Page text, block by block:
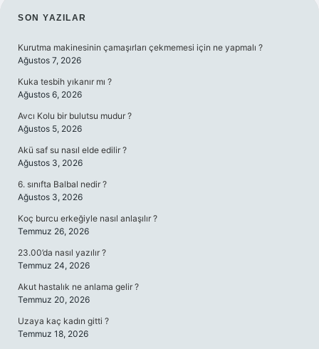
SIDEBAR
SON YAZILAR
Kurutma makinesinin çamaşırları çekmemesi için ne yapmalı ?
Ağustos 7, 2026
Kuka tesbih yıkanır mı ?
Ağustos 6, 2026
Avcı Kolu bir bulutsu mudur ?
Ağustos 5, 2026
Akü saf su nasıl elde edilir ?
Ağustos 3, 2026
6. sınıfta Balbal nedir ?
Ağustos 3, 2026
Koç burcu erkeğiyle nasıl anlaşılır ?
Temmuz 26, 2026
23.00’da nasıl yazılır ?
Temmuz 24, 2026
Akut hastalık ne anlama gelir ?
Temmuz 20, 2026
Uzaya kaç kadın gitti ?
Temmuz 18, 2026